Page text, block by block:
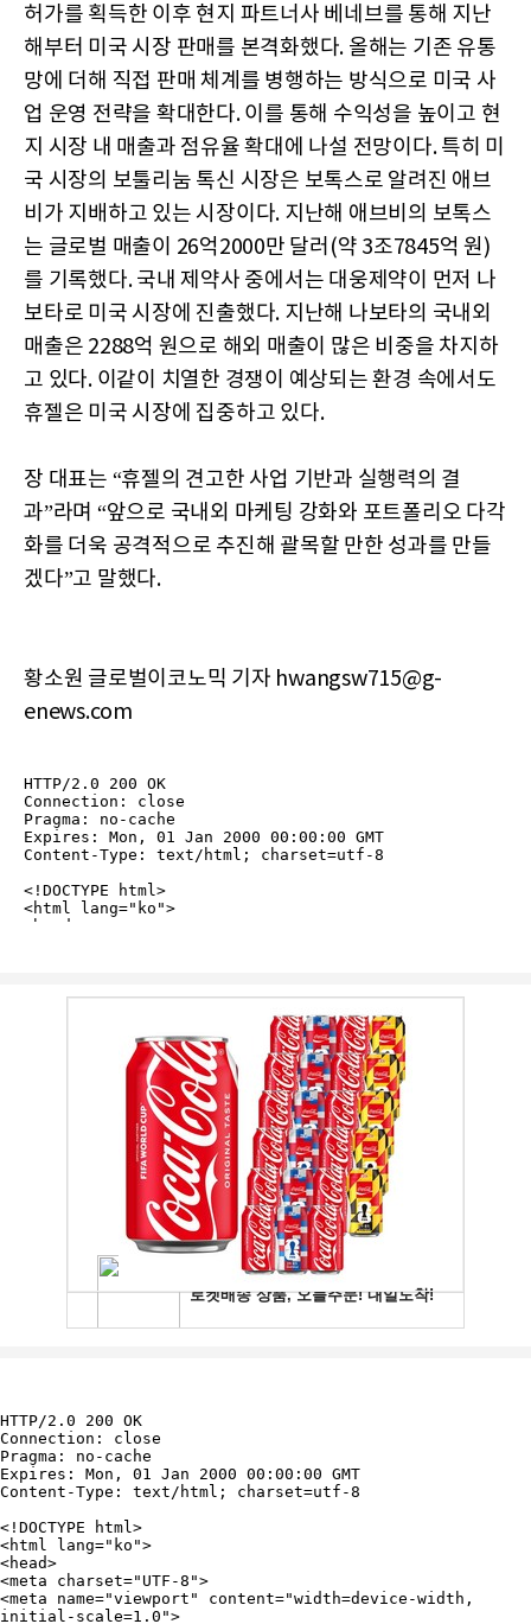
허가를 획득한 이후 현지 파트너사 베네브를 통해 지난
해부터 미국 시장 판매를 본격화했다. 올해는 기존 유통
망에 더해 직접 판매 체계를 병행하는 방식으로 미국 사
업 운영 전략을 확대한다. 이를 통해 수익성을 높이고 현
지 시장 내 매출과 점유율 확대에 나설 전망이다. 특히 미
국 시장의 보툴리눔 톡신 시장은 보톡스로 알려진 애브
비가 지배하고 있는 시장이다. 지난해 애브비의 보톡스
는 글로벌 매출이 26억2000만 달러(약 3조7845억 원)
를 기록했다. 국내 제약사 중에서는 대웅제약이 먼저 나
보타로 미국 시장에 진출했다. 지난해 나보타의 국내외
매출은 2288억 원으로 해외 매출이 많은 비중을 차지하
고 있다. 이같이 치열한 경쟁이 예상되는 환경 속에서도
휴젤은 미국 시장에 집중하고 있다.
장 대표는 “휴젤의 견고한 사업 기반과 실행력의 결
과”라며 “앞으로 국내외 마케팅 강화와 포트폴리오 다각
화를 더욱 공격적으로 추진해 괄목할 만한 성과를 만들
겠다”고 말했다.
황소원 글로벌이코노믹 기자 hwangsw715@g-
enews.com